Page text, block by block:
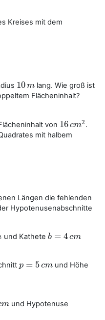
Kreises mit dem
10m
10m lang. Wie groß ist
Flächeninhalt?
von 16cm2
16cm2 .
mit halbem
Längen die fehlenden
Hypotenusenabschnitte
und Kathete b = 4cm
b =4 cm
p = 5cm
p=5 cm und Höhe
m und Hypotenuse